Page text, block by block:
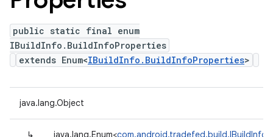
public static final enum
IBuildInfo.BuildInfoProperties
extends Enum<IBuildInfo.BuildInfoProperties>
java.lang.Object
↳ java.lang.Enum<